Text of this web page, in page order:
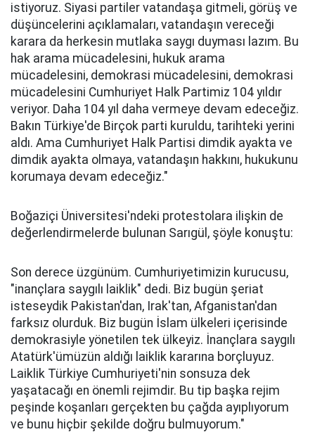
istiyoruz. Siyasi partiler vatandaşa gitmeli, görüş ve
düşüncelerini açıklamaları, vatandaşın vereceği
karara da herkesin mutlaka saygı duyması lazım. Bu
hak arama mücadelesini, hukuk arama
mücadelesini, demokrasi mücadelesini, demokrasi
mücadelesini Cumhuriyet Halk Partimiz 104 yıldır
veriyor. Daha 104 yıl daha vermeye devam edeceğiz.
Bakın Türkiye'de Birçok parti kuruldu, tarihteki yerini
aldı. Ama Cumhuriyet Halk Partisi dimdik ayakta ve
dimdik ayakta olmaya, vatandaşın hakkını, hukukunu
korumaya devam edeceğiz."
Boğaziçi Üniversitesi'ndeki protestolara ilişkin de
değerlendirmelerde bulunan Sarıgül, şöyle konuştu:
Son derece üzgünüm. Cumhuriyetimizin kurucusu,
"inançlara saygılı laiklik" dedi. Biz bugün şeriat
isteseydik Pakistan'dan, Irak'tan, Afganistan'dan
farksız olurduk. Biz bugün İslam ülkeleri içerisinde
demokrasiyle yönetilen tek ülkeyiz. İnançlara saygılı
Atatürk'ümüzün aldığı laiklik kararına borçluyuz.
Laiklik Türkiye Cumhuriyeti'nin sonsuza dek
yaşatacağı en önemli rejimdir. Bu tip başka rejim
peşinde koşanları gerçekten bu çağda ayıplıyorum
ve bunu hiçbir şekilde doğru bulmuyorum."